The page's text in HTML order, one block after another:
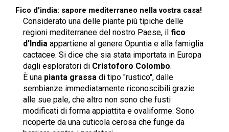
Fico d'india: sapore mediterraneo nella vostra casa!
Considerato una delle piante più tipiche delle
regioni mediterranee del nostro Paese, il fico
d'India appartiene al genere Opuntia e alla famiglia
cactacee. Si dice che sia stata importata in Europa
dagli esploratori di Cristoforo Colombo.
È una pianta grassa di tipo "rustico", dalle
sembianze immediatamente riconoscibili grazie
alle sue pale, che altro non sono che fusti
modificati di forma appiattita e ovaliforme. Sono
ricoperte da una cuticola cerosa che funge da